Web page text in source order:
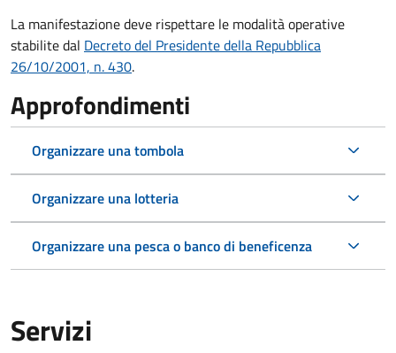
La manifestazione deve rispettare le modalità operative
stabilite dal Decreto del Presidente della Repubblica
26/10/2001, n. 430.
Approfondimenti
Organizzare una tombola
Organizzare una lotteria
Organizzare una pesca o banco di beneficenza
Servizi